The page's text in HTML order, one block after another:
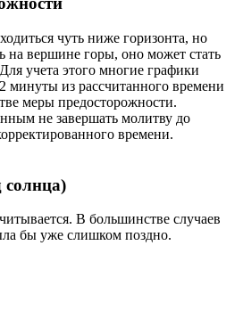
чуть ниже горизонта, но
на вершине горы, оно может стать
учета этого многие графики
минуты из рассчитанного времени
меры предосторожности.
не завершать молитву до
времени.
В большинстве случаев
бы уже слишком поздно.